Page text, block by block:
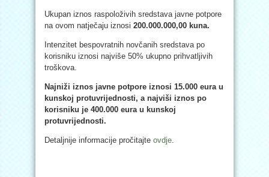
Ukupan iznos raspoloživih sredstava javne potpore
na ovom natječaju iznosi 200.000.000,00 kuna.
Intenzitet bespovratnih novčanih sredstava po
korisniku iznosi najviše 50% ukupno prihvatljivih
troškova.
Najniži iznos javne potpore iznosi 15.000 eura u
kunskoj protuvrijednosti, a najviši iznos po
korisniku je 400.000 eura u kunskoj
protuvrijednosti.
Detaljnije informacije pročitajte ovdje.